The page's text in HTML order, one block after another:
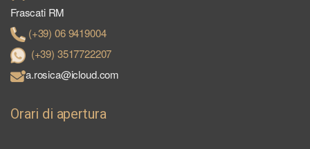
Frascati RM
(+39) 06 9419004
(+39) 3517722207
a.rosica@icloud.com
Orari di apertura